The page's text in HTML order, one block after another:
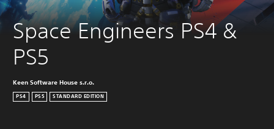
Space Engineers PS4 &
PS5
Keen Software House s.r.o.
PS4 PS5 STANDARD EDITION